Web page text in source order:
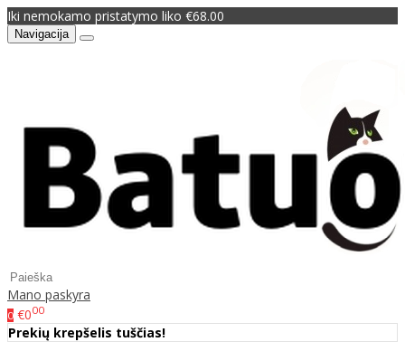
Iki nemokamo pristatymo liko €68.00
Navigacija
Mano paskyra
0 €000
Prekių krepšelis tuščias!